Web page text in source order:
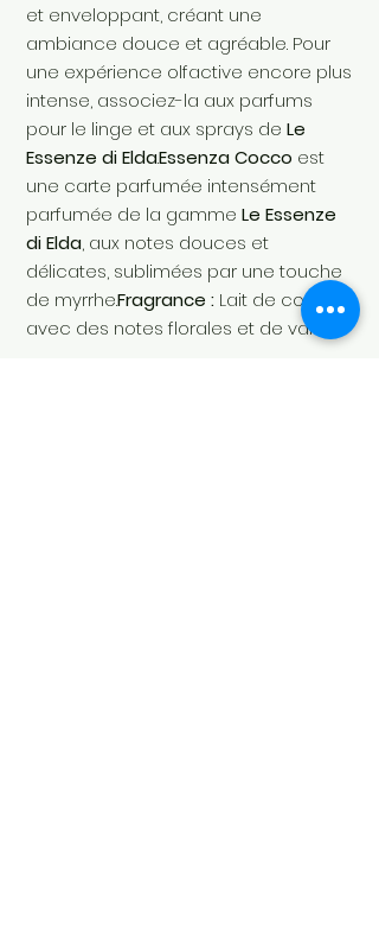
et enveloppant, créant une
ambiance douce et agréable. Pour
une expérience olfactive encore plus
intense, associez-la aux parfums
pour le linge et aux sprays de Le
Essenze di Elda.Essenza Cocco est
une carte parfumée intensément
parfumée de la gamme Le Essenze
di Elda, aux notes douces et
délicates, sublimées par une touche
de myrrhe.Fragrance : Lait de coco,
avec des notes florales et de vanille.